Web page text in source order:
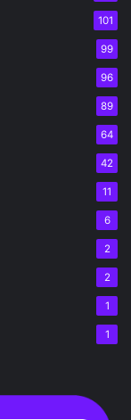
101
99
96
89
64
42
11
6
2
2
1
1